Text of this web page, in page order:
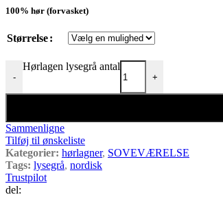
100% hør (forvasket)
Størrelse
-
Hørlagen lysegrå antal
+
Sammenligne
Tilføj til ønskeliste
Kategorier: hørlagner, SOVEVÆRELSE
Tags: lysegrå, nordisk
Trustpilot
del: